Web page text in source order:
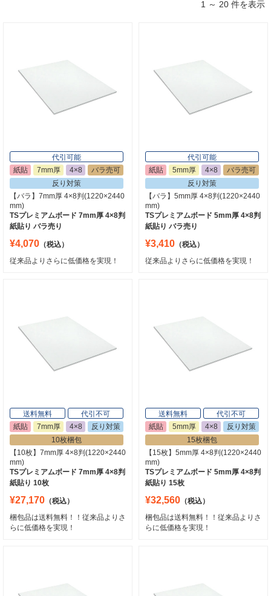
1 ～ 20 件を表示
代引可能
紙貼
7mm厚 4×8
バラ売可
反り対策
【バラ】7mm厚 4×8判(1220×2440
mm)
TSプレミアムボード 7mm厚 4×8判
紙貼り バラ売り
¥4,070 （税込）
従来品よりさらに低価格を実現！
代引可能
紙貼
5mm厚 4×8
バラ売可
反り対策
【バラ】5mm厚 4×8判(1220×2440
mm)
TSプレミアムボード 5mm厚 4×8判
紙貼り バラ売り
¥3,410 （税込）
従来品よりさらに低価格を実現！
送料無料
代引不可
紙貼
7mm厚 4×8
反り対策
10枚梱包
【10枚】7mm厚 4×8判(1220×2440
mm)
TSプレミアムボード 7mm厚 4×8判
紙貼り 10枚
¥27,170 （税込）
梱包品は送料無料！！従来品よりさ
らに低価格を実現！
送料無料
代引不可
紙貼
5mm厚 4×8
反り対策
15枚梱包
【15枚】5mm厚 4×8判(1220×2440
mm)
TSプレミアムボード 5mm厚 4×8判
紙貼り 15枚
¥32,560 （税込）
梱包品は送料無料！！従来品よりさ
らに低価格を実現！